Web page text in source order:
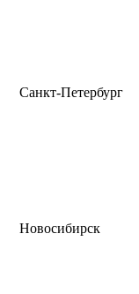
Санкт-Петербург
Новосибирск